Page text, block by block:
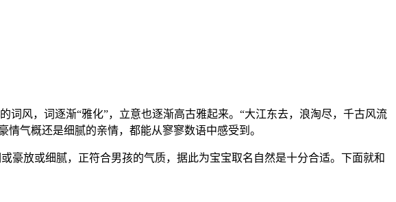
风，词逐渐“雅化”，立意也逐渐高古雅起来。“大江东去，浪淘尽，千古风流
气概还是细腻的亲情，都能从寥寥数语中感受到。
放或细腻，正符合男孩的气质，据此为宝宝取名自然是十分合适。下面就和